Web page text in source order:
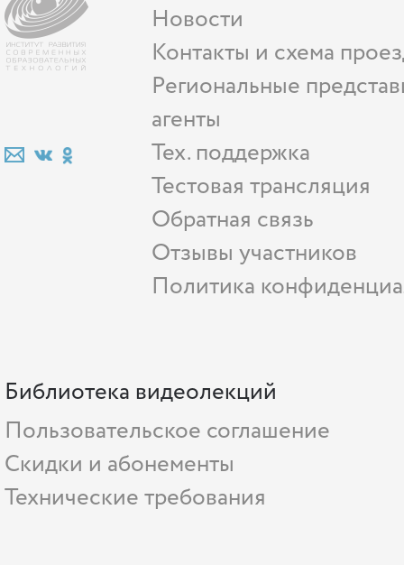
Новости
Контакты и схема
Региональные
агенты
Тех. поддержка
Тестовая трансляция
Обратная связь
Отзывы участников
Политика
Библиотека видеолекций
Пользовательское соглашение
Скидки и абонементы
Технические требования